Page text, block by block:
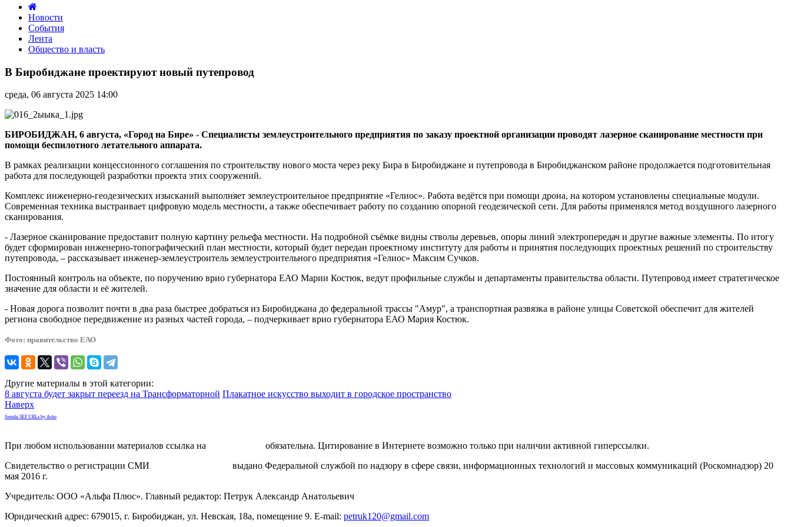
Новости
События
Лента
Общество и власть
Биробиджане
проектируют
новый
путепровод
В Биробиджане проектируют новый путепровод
среда, 06 августа 2025 14:00
БИРОБИДЖАН, 6 августа, «Город на Бире» - Специалисты землеустроительного предприятия по заказу проектной организации проводят лазерное сканирование местности при
помощи беспилотного летательного аппарата.
В рамках реализации концессионного соглашения по строительству нового моста через реку Бира в Биробиджане и путепровода в Биробиджанском районе продолжается подготовительная
работа для последующей разработки проекта этих сооружений.
Комплекс инженерно-геодезических изысканий выполняет землеустроительное предприятие «Гелиос». Работа ведётся при помощи дрона, на котором установлены специальные модули.
Современная техника выстраивает цифровую модель местности, а также обеспечивает работу по созданию опорной геодезической сети. Для работы применялся метод воздушного лазерного
сканирования.
- Лазерное сканирование предоставит полную картину рельефа местности. На подробной съёмке видны стволы деревьев, опоры линий электропередач и другие важные элементы. По итогу
будет сформирован инженерно-топографический план местности, который будет передан проектному институту для работы и принятия последующих проектных решений по строительству
путепровода, – рассказывает инженер-землеустроитель землеустроительного предприятия «Гелиос» Максим Сучков.
Постоянный контроль на объекте, по поручению врио губернатора ЕАО Марии Костюк, ведут профильные службы и департаменты правительства области. Путепровод имеет стратегическое
значение для области и её жителей.
- Новая дорога позволит почти в два раза быстрее добраться из Биробиджана до федеральной трассы "Амур", а транспортная развязка в районе улицы Советской обеспечит для жителей
региона свободное передвижение из разных частей города, – подчеркивает врио губернатора ЕАО Мария Костюк.
Фото: правительство ЕАО
Другие материалы в этой категории:
8 августа будет закрыт переезд на Трансформаторной Плакатное искусство выходит в городское пространство
Наверх
Joomla SEF URLs by Artio
При любом использовании материалов ссылка на
обязательна. Цитирование в Интернете возможно только при наличии активной гиперссылки.
Свидетельство о регистрации СМИ
выдано Федеральной службой по надзору в сфере связи, информационных технологий и массовых коммуникаций (Роскомнадзор) 20
мая 2016 г.
Учредитель: ООО «Альфа Плюс». Главный редактор: Петрук Александр Анатольевич
Юридический адрес: 679015, г. Биробиджан, ул. Невская, 18а, помещение 9. E-mail: petruk120@gmail.com